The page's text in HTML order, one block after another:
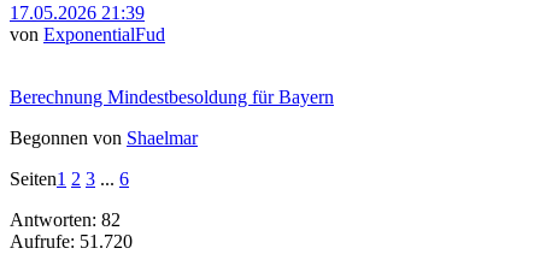
17.05.2026 21:39
von ExponentialFud
Berechnung Mindestbesoldung für Bayern
Begonnen von Shaelmar
Seiten1 2 3 ... 6
Antworten: 82
Aufrufe: 51.720